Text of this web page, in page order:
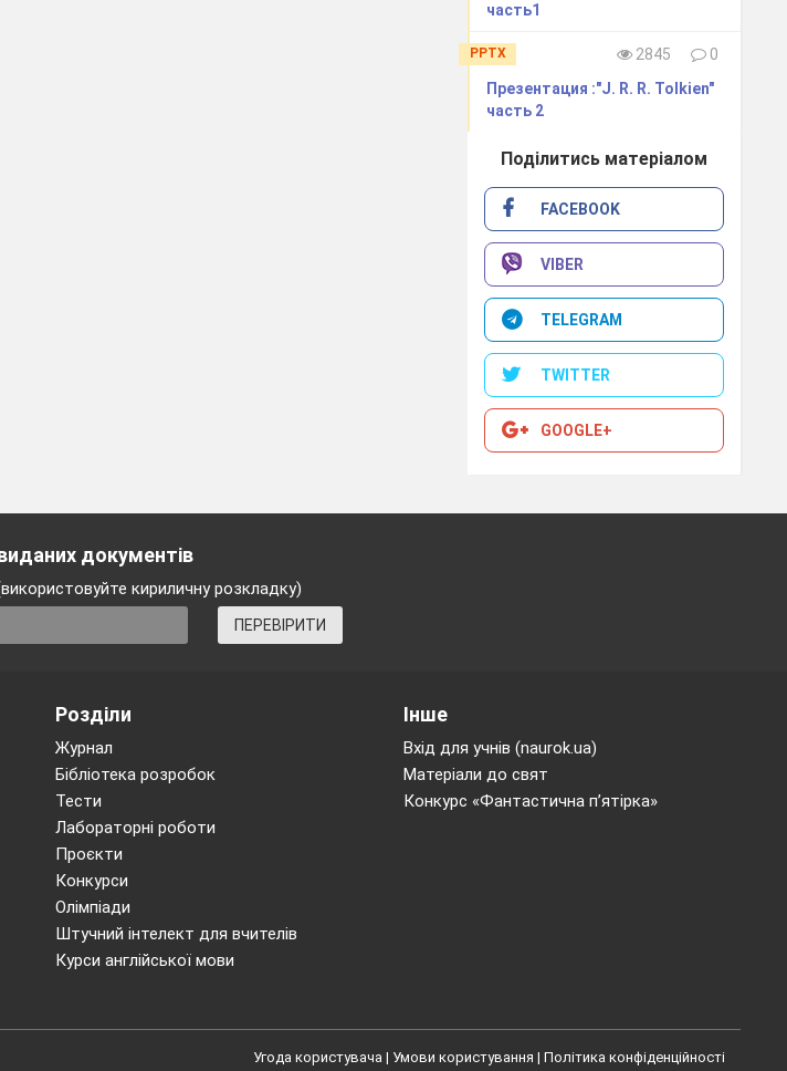
часть1
PPTX 2845
0
Презентация :"J. R. R. Tolkien"
часть 2
Поділитись матеріалом
FACEBOOK
VIBER
TELEGRAM
TWITTER
GOOGLE+
документів
кириличну розкладку)
ПЕРЕВІРИТИ
Розділи
Журнал
Бібліотека розробок
Тести
Лабораторні роботи
Проєкти
Конкурси
Олімпіади
Штучний інтелект для вчителів
Курси англійської мови
Інше
Вхід для учнів (naurok.ua)
Матеріали до свят
Конкурс «Фантастична п’ятірка»
Угода користувача | Умови користування | Політика конфіденційності